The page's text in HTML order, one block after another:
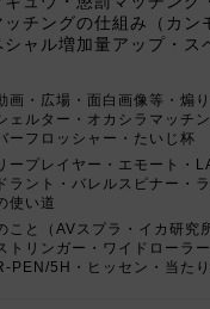
ッチングの仕組み（カン
シャル増加量アップ・ス
画・広場・面白画像等・煽
ェルター・オカシラマッチ
ーフロッシャー・たいじ杯
ープレイヤー・エモート・
ラント・バレルスピナー・
使い道
こと（AVスプラ・イカ研究
トリンガー・ワイドローラ
PEN/5H・ヒッセン・当たり